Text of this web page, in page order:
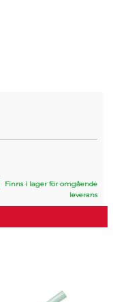
Finns i lager för omgående
leverans